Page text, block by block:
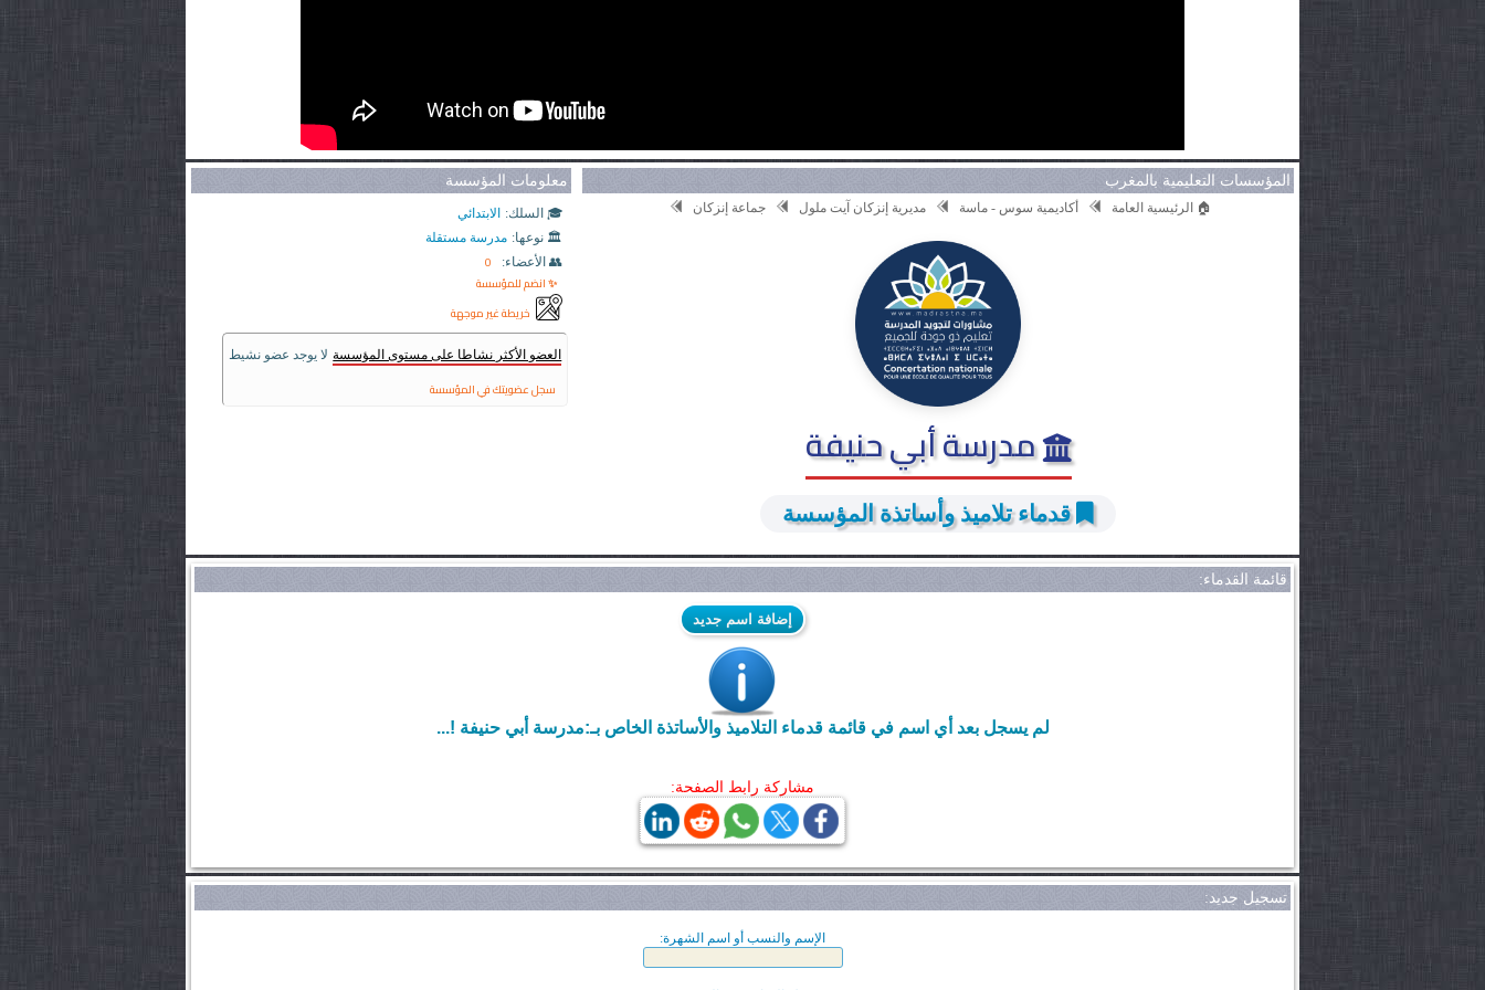
المؤسسات التعليمية بالمغرب
🏠 الرئيسية العامة أكاديمية سوس - ماسة مديرية إنزكان آيت ملول جماعة إنزكان
مدرسة أبي حنيفة
قدماء تلاميذ وأساتذة المؤسسة
معلومات المؤسسة
🎓 السلك: الابتدائي
🏛️ نوعها: مدرسة مستقلة
👥 الأعضاء:
0
✨ انضم للمؤسسة
خريطة غير موجهة
العضو الأكثر نشاطا على مستوى المؤسسة لا يوجد عضو نشيط
سجل عضويتك في المؤسسة
قائمة القدماء:
إضافة اسم جديد
لم يسجل بعد أي اسم في قائمة قدماء التلاميذ والأساتذة الخاص بـ:مدرسة أبي حنيفة !...
مشاركة رابط الصفحة:
تسجيل جديد:
الإسم والنسب أو اسم الشهرة: